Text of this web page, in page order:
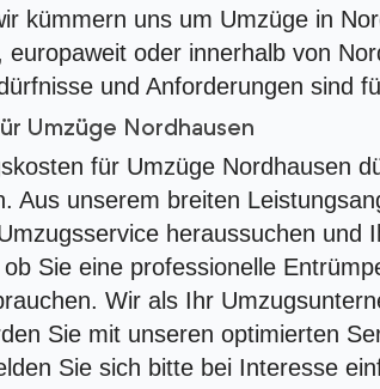
kümmern uns um Umzüge in
europaweit oder innerhalb von
und Anforderungen sind
Umzüge Nordhausen
für Umzüge Nordhausen
Aus unserem breiten
heraussuchen und
Sie eine professionelle
Wir als Ihr
Sie mit unseren optimierten
Sie sich bitte bei Interesse